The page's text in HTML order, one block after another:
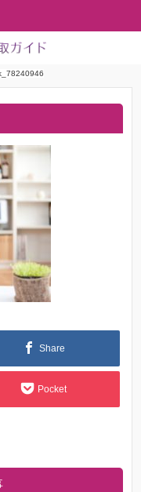
Share
Pocket